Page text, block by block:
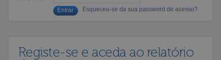
Esqueceu-se da sua password de acesso?
Registe-se e aceda ao relatório